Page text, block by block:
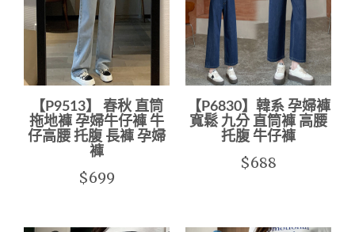
【P9513】 春秋 直筒
拖地褲 孕婦牛仔褲 牛
仔高腰 托腹 長褲 孕婦
褲
$699
【P6830】韓系 孕婦褲
寬鬆 九分 直筒褲 高腰
托腹 牛仔褲
$688